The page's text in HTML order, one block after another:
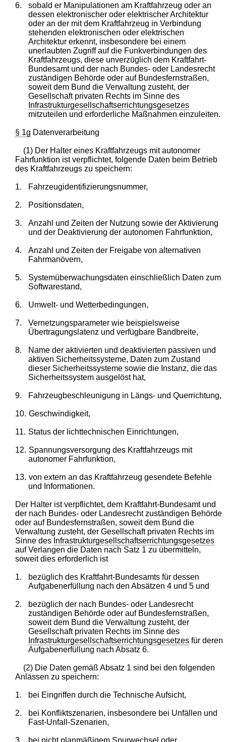
6.
sobald er Manipulationen am Kraftfahrzeug oder an
dessen elektronischer oder elektrischer Architektur
oder an der mit dem Kraftfahrzeug in Verbindung
stehenden elektronischen oder elektrischen
Architektur erkennt, insbesondere bei einem
unerlaubten Zugriff auf die Funkverbindungen des
Kraftfahrzeugs, diese unverzüglich dem Kraftfahrt-
Bundesamt und der nach Bundes- oder Landesrecht
zuständigen Behörde oder auf Bundesfernstraßen,
soweit dem Bund die Verwaltung zusteht, der
Gesellschaft privaten Rechts im Sinne des
Infrastrukturgesellschaftserrichtungsgesetzes
mitzuteilen und erforderliche Maßnahmen einzuleiten.
§ 1g Datenverarbeitung
(1) Der Halter eines Kraftfahrzeugs mit autonomer
Fahrfunktion ist verpflichtet, folgende Daten beim Betrieb
des Kraftfahrzeugs zu speichern:
1. Fahrzeugidentifizierungsnummer,
2. Positionsdaten,
3.
Anzahl und Zeiten der Nutzung sowie der Aktivierung
und der Deaktivierung der autonomen Fahrfunktion,
4.
Anzahl und Zeiten der Freigabe von alternativen
Fahrmanövern,
5.
Systemüberwachungsdaten einschließlich Daten zum
Softwarestand,
6. Umwelt- und Wetterbedingungen,
7.
Vernetzungsparameter wie beispielsweise
Übertragungslatenz und verfügbare Bandbreite,
8.
Name der aktivierten und deaktivierten passiven und
aktiven Sicherheitssysteme, Daten zum Zustand
dieser Sicherheitssysteme sowie die Instanz, die das
Sicherheitssystem ausgelöst hat,
9. Fahrzeugbeschleunigung in Längs- und Querrichtung,
10. Geschwindigkeit,
11. Status der lichttechnischen Einrichtungen,
12. Spannungsversorgung des Kraftfahrzeugs mit
autonomer Fahrfunktion,
13. von extern an das Kraftfahrzeug gesendete Befehle
und Informationen.
Der Halter ist verpflichtet, dem Kraftfahrt-Bundesamt und
der nach Bundes- oder Landesrecht zuständigen Behörde
oder auf Bundesfernstraßen, soweit dem Bund die
Verwaltung zusteht, der Gesellschaft privaten Rechts im
Sinne des Infrastrukturgesellschaftserrichtungsgesetzes
auf Verlangen die Daten nach Satz 1 zu übermitteln,
soweit dies erforderlich ist
1.
bezüglich des Kraftfahrt-Bundesamts für dessen
Aufgabenerfüllung nach den Absätzen 4 und 5 und
2.
bezüglich der nach Bundes- oder Landesrecht
zuständigen Behörde oder auf Bundesfernstraßen,
soweit dem Bund die Verwaltung zusteht, der
Gesellschaft privaten Rechts im Sinne des
Infrastrukturgesellschaftserrichtungsgesetzesfür deren
Aufgabenerfüllung nach Absatz 6.
(2) Die Daten gemäß Absatz 1 sind bei den folgenden
Anlässen zu speichern:
1. bei Eingriffen durch die Technische Aufsicht,
2.
bei Konfliktszenarien, insbesondere bei Unfällen und
Fast-Unfall-Szenarien,
3. bei nicht planmäßigem Spurwechsel oder